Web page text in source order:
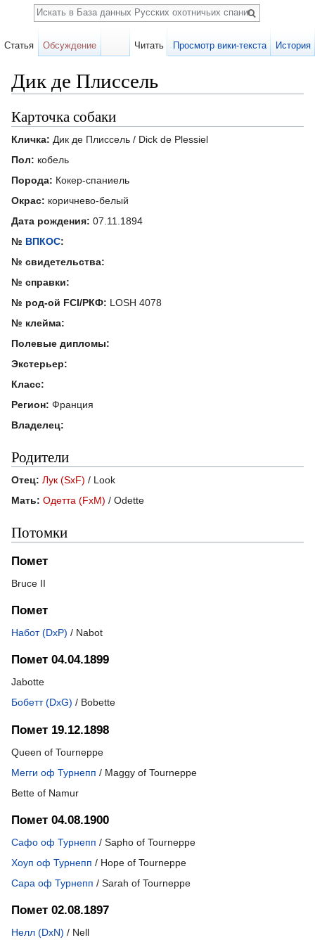
Дик де Плиссель
Карточка собаки
Кличка: Дик де Плиссель / Dick de Plessiel
Пол: кобель
Порода: Кокер-спаниель
Окрас: коричнево-белый
Дата рождения: 07.11.1894
№ ВПКОС:
№ свидетельства:
№ справки:
№ род-ой FCI/РКФ: LOSH 4078
№ клейма:
Полевые дипломы:
Экстерьер:
Класс:
Регион: Франция
Владелец:
Родители
Отец: Лук (SxF) / Look
Мать: Одетта (FxM) / Odette
Потомки
Помет
Bruce II
Помет
Набот (DxP) / Nabot
Помет 04.04.1899
Jabotte
Бобетт (DxG) / Bobette
Помет 19.12.1898
Queen of Tourneppe
Мегги оф Турнепп / Maggy of Tourneppe
Bette of Namur
Помет 04.08.1900
Сафо оф Турнепп / Sapho of Tourneppe
Хоуп оф Турнепп / Hope of Tourneppe
Сара оф Турнепп / Sarah of Tourneppe
Помет 02.08.1897
Нелл (DxN) / Nell
Статья Обсуждение Читать Просмотр вики-текста История
Поиск